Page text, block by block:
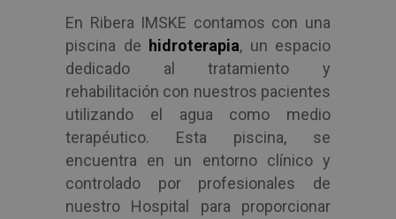
En Ribera IMSKE contamos con una
piscina de hidroterapia, un espacio
dedicado al tratamiento y
rehabilitación con nuestros pacientes
utilizando el agua como medio
terapéutico. Esta piscina, se
encuentra en un entorno clínico y
controlado por profesionales de
nuestro Hospital para proporcionar